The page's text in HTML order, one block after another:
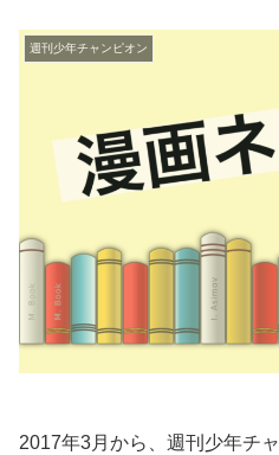
週刊少年チャンピオン
2017年3月から、週刊少年チ